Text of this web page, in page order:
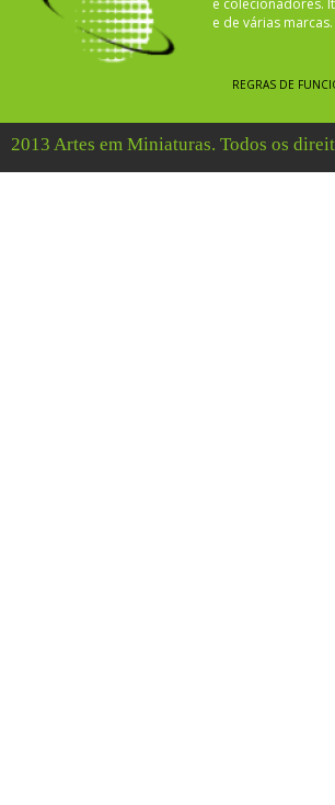
e colecionadores.
e de várias
REGRAS DE
2013 Artes em Miniaturas. Todos os